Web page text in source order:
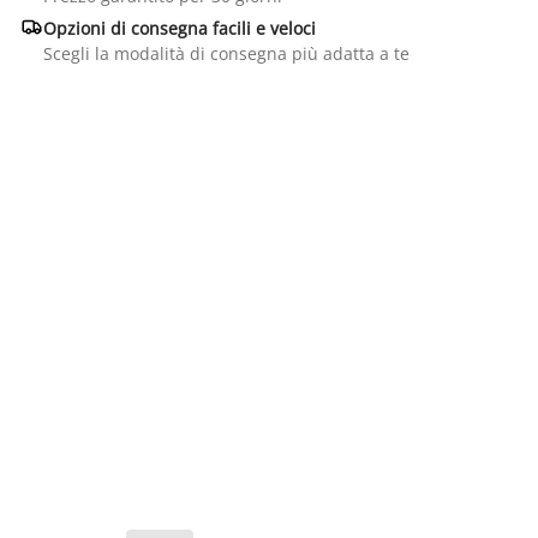
Opzioni di consegna facili e veloci
Scegli la modalità di consegna più adatta a te